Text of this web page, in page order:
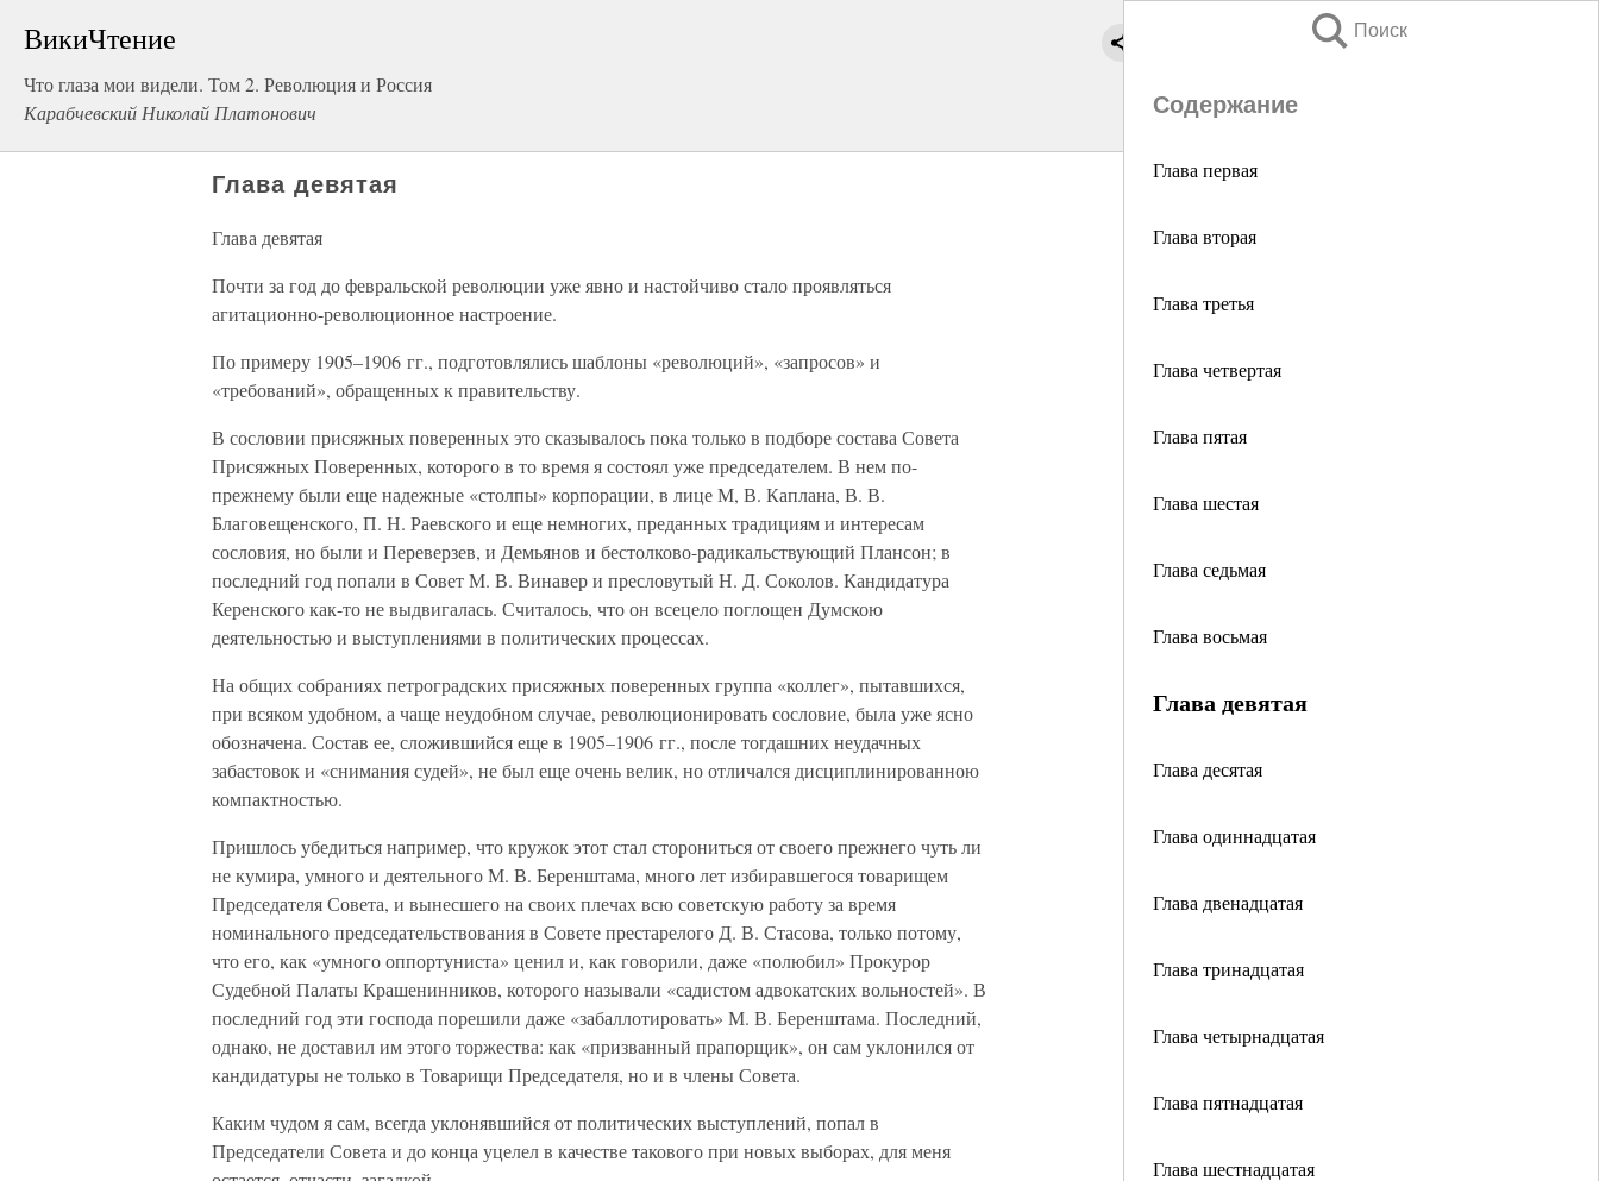
ВикиЧтение
Что глаза мои видели. Том 2. Революция и Россия
Карабчевский Николай Платонович
Поиск
Содержание
Глава первая
Глава вторая
Глава третья
Глава четвертая
Глава пятая
Глава шестая
Глава седьмая
Глава восьмая
Глава девятая
Глава десятая
Глава одиннадцатая
Глава двенадцатая
Глава тринадцатая
Глава четырнадцатая
Глава пятнадцатая
Глава шестнадцатая
Глава девятая
Глава девятая
Почти за год до февральской революции уже явно и настойчиво стало проявляться
агитационно-революционное настроение.
По примеру 1905–1906 гг., подготовлялись шаблоны «революций», «запросов» и
«требований», обращенных к правительству.
В сословии присяжных поверенных это сказывалось пока только в подборе состава Совета
Присяжных Поверенных, которого в то время я состоял уже председателем. В нем по-
прежнему были еще надежные «столпы» корпорации, в лице М, В. Каплана, В. В.
Благовещенского, П. Н. Раевского и еще немногих, преданных традициям и интересам
сословия, но были и Переверзев, и Демьянов и бестолково-радикальствующий Плансон; в
последний год попали в Совет М. В. Винавер и пресловутый Н. Д. Соколов. Кандидатура
Керенского как-то не выдвигалась. Считалось, что он всецело поглощен Думскою
деятельностью и выступлениями в политических процессах.
На общих собраниях петроградских присяжных поверенных группа «коллег», пытавшихся,
при всяком удобном, а чаще неудобном случае, революционировать сословие, была уже ясно
обозначена. Состав ее, сложившийся еще в 1905–1906 гг., после тогдашних неудачных
забастовок и «снимания судей», не был еще очень велик, но отличался дисциплинированною
компактностью.
Пришлось убедиться например, что кружок этот стал сторониться от своего прежнего чуть ли
не кумира, умного и деятельного М. В. Беренштама, много лет избиравшегося товарищем
Председателя Совета, и вынесшего на своих плечах всю советскую работу за время
номинального председательствования в Совете престарелого Д. В. Стасова, только потому,
что его, как «умного оппортуниста» ценил и, как говорили, даже «полюбил» Прокурор
Судебной Палаты Крашенинников, которого называли «садистом адвокатских вольностей». В
последний год эти господа порешили даже «забаллотировать» М. В. Беренштама. Последний,
однако, не доставил им этого торжества: как «призванный прапорщик», он сам уклонился от
кандидатуры не только в Товарищи Председателя, но и в члены Совета.
Каким чудом я сам, всегда уклонявшийся от политических выступлений, попал в
Председатели Совета и до конца уцелел в качестве такового при новых выборах, для меня